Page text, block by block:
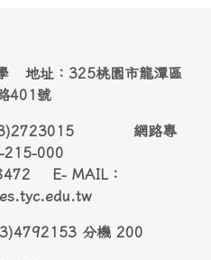
地址：325桃園市龍潭區
401號
(03)2723015 網路專
215-000
E- MAIL：
分機 200